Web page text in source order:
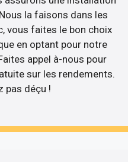
la faisons dans les
vous faites le bon choix
en optant pour notre
appel à-nous pour
sur les rendements.
pas déçu !